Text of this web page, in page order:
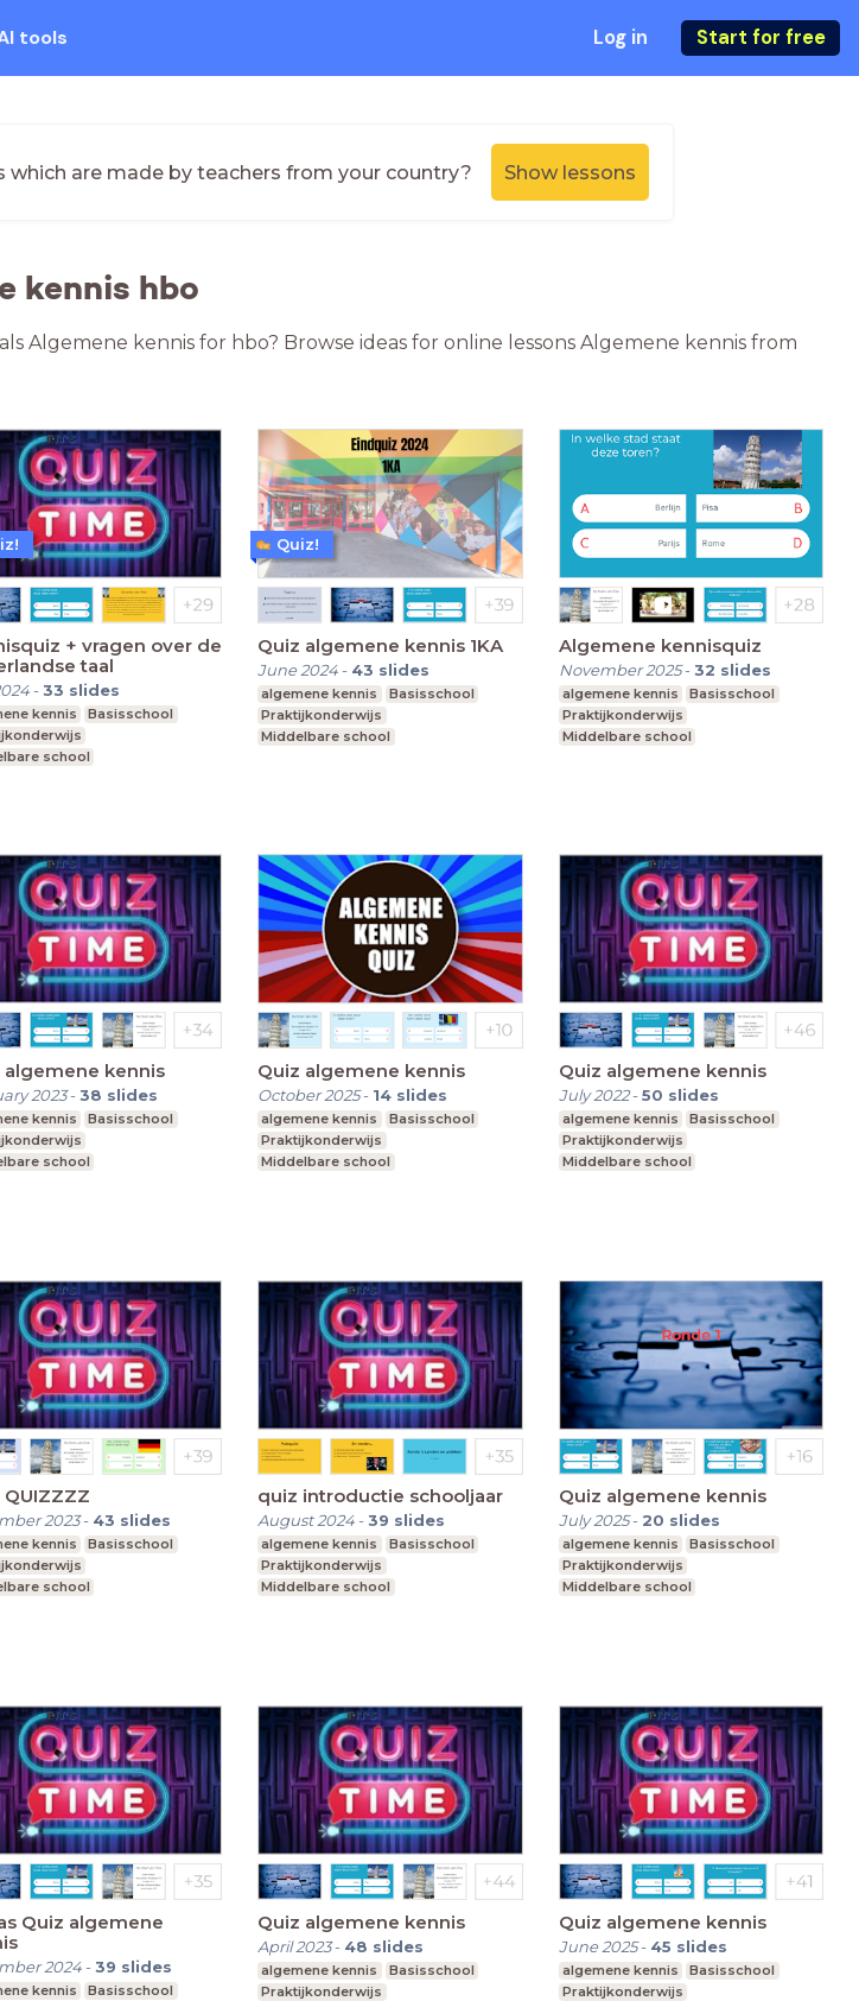
tools Log in Start for free
which are made by teachers from your country? Show lessons
kennis hbo
Algemene kennis for hbo? Browse ideas for online lessons Algemene kennis from
+ vragen over de
taal
-33 slides
kennis
Basisschool
school
Quiz algemene kennis 1KA
June 2024- 43 slides
algemene kennis
Basisschool
Praktijkonderwijs
Middelbare school
Quiz!
Algemene kennisquiz
November 2025-32 slides
algemene kennis
Basisschool
Praktijkonderwijs
Middelbare school
algemene kennis
2023-38 slides
kennis
Basisschool
school
Quiz algemene kennis
October 2025- 14 slides
algemene kennis
Basisschool
Praktijkonderwijs
Middelbare school
Quiz algemene kennis
July 2022-50 slides
algemene kennis
Basisschool
Praktijkonderwijs
Middelbare school
QUIZZZZ
2023- 43 slides
kennis
Basisschool
school
quiz introductie schooljaar
August 2024-39 slides
algemene kennis
Basisschool
Praktijkonderwijs
Middelbare school
Quiz algemene kennis
July 2025- 20 slides
algemene kennis
Basisschool
Praktijkonderwijs
Middelbare school
Quiz algemene
2024-39 slides
kennis
Basisschool
Quiz algemene kennis
April 2023- 48 slides
algemene kennis
Basisschool
Praktijkonderwijs
Quiz algemene kennis
June 2025- 45 slides
algemene kennis
Basisschool
Praktijkonderwijs